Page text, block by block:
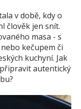
v době, kdy o
člověk jen snít.
masa - s
kečupem či
kuchyní. Jak
autentický